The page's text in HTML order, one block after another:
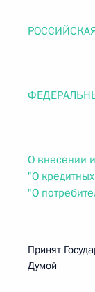
О внесении
"О
"О
Принят
Думой